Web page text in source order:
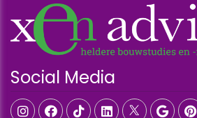
Social Media